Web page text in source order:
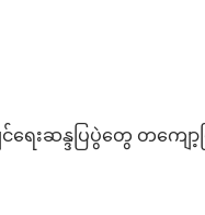
ေးဆန္ဒပြပွဲတွေ တကျေ